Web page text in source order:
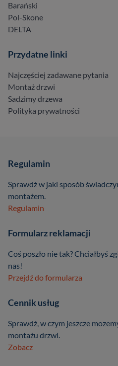
Barański
Pol-Skone
DELTA
Przydatne linki
Najczęściej zadawane pytania
Montaż drzwi
Sadzimy drzewa
Polityka prywatności
Regulamin
Sprawdź w jaki sposób
montażem.
Regulamin
Formularz reklamacji
Coś poszło nie tak? Chciałbyś
nas!
Przejdź do formularza
Cennik usług
Sprawdź, w czym jeszcze
montażu drzwi.
Zobacz